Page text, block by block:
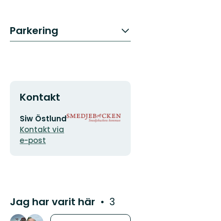
Parkering
Kontakt
E-
postadress
Siw Östlund
Kontakt via
e-post
Organisationens
Jag har varit här 3